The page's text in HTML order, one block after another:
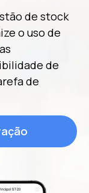
de stock
o uso de
de
de